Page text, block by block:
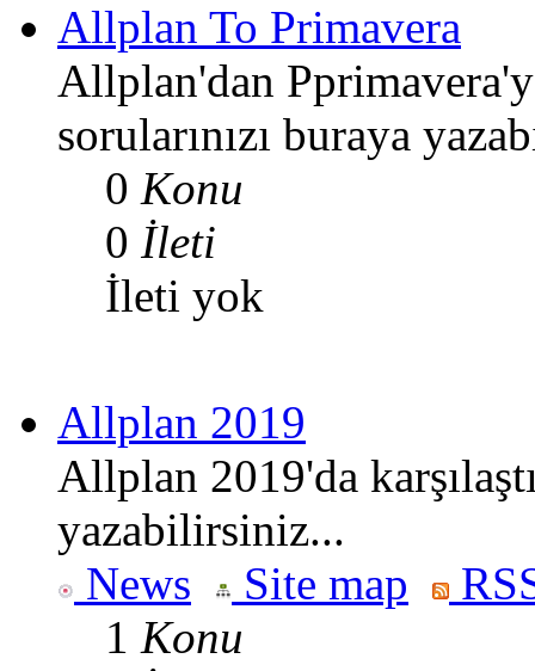
Allplan To Primavera
Allplan'dan
sorularınızı buraya
0 Konu
0 İleti
İleti yok
Allplan 2019
Allplan 2019'da
yazabilirsiniz...
News
Site map
1 Konu